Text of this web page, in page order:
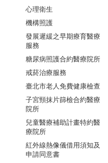
心理衛生
機構照護
發展遲緩之早期療育醫療
服務
糖尿病照護合約醫療院所
戒菸治療服務
臺北市老人免費健康檢查
子宮頸抹片篩檢合約醫療
院所
兒童醫療補助計畫特約醫
療院所
紅外線熱像儀借用須知及
申請同意書